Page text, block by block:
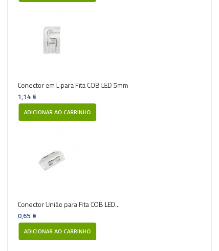
Conector em L para Fita COB LED 5mm
1,14 €
ADICIONAR AO CARRINHO
Conector União para Fita COB LED...
0,65 €
ADICIONAR AO CARRINHO